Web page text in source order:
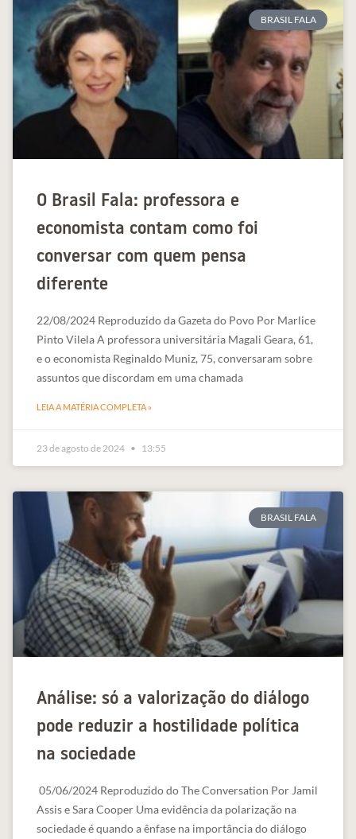
BRASIL FALA
O Brasil Fala: professora e
economista contam como foi
conversar com quem pensa
diferente
22/08/2024 Reproduzido da Gazeta do Povo Por Marlice
Pinto Vilela A professora universitária Magali Geara, 61,
e o economista Reginaldo Muniz, 75, conversaram sobre
assuntos que discordam em uma chamada
LEIA A MATÉRIA COMPLETA »
23 de agosto de 2024 13:55
BRASIL FALA
Análise: só a valorização do diálogo
pode reduzir a hostilidade política
na sociedade
05/06/2024 Reproduzido do The Conversation Por Jamil
Assis e Sara Cooper Uma evidência da polarização na
sociedade é quando a ênfase na importância do diálogo